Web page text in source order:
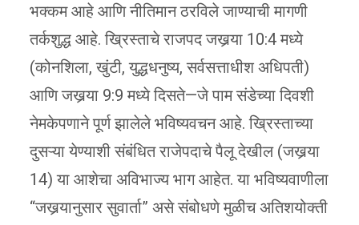
भक्कम आहे आणि नीतिमान ठरविले जाण्याची मागणी
तर्कशुद्ध आहे. ख्रिस्ताचे राजपद जखर्‍या 10:4 मध्ये
(कोनशिला, खुंटी, युद्धधनुष्य, सर्वसत्ताधीश अधिपती)
आणि जखर्‍या 9:9 मध्ये दिसते—जे पाम संडेच्या दिवशी
नेमकेपणाने पूर्ण झालेले भविष्यवचन आहे. ख्रिस्ताच्या
दुसऱ्या येण्याशी संबंधित राजेपदाचे पैलू देखील (जखर्‍या
14) या आशेचा अविभाज्य भाग आहेत. या भविष्यवाणीला
“जखर्‍यानुसार सुवार्ता” असे संबोधणे मुळीच अतिशयोक्ती